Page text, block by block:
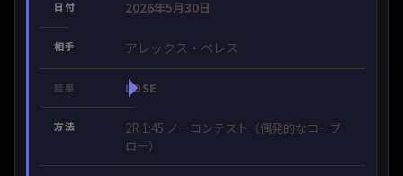
2026年5月30日
アレックス・ペレス
LOSE
2R 1:45 ノーコンテスト（偶発的なローブ
ロー）